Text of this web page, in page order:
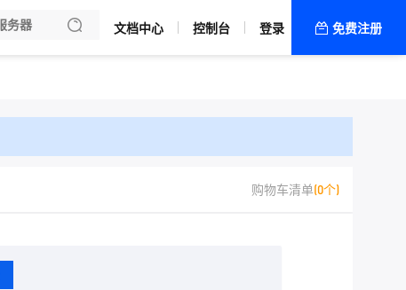
文档中心 控制台 登录 免费注册
购物车清单(0个)